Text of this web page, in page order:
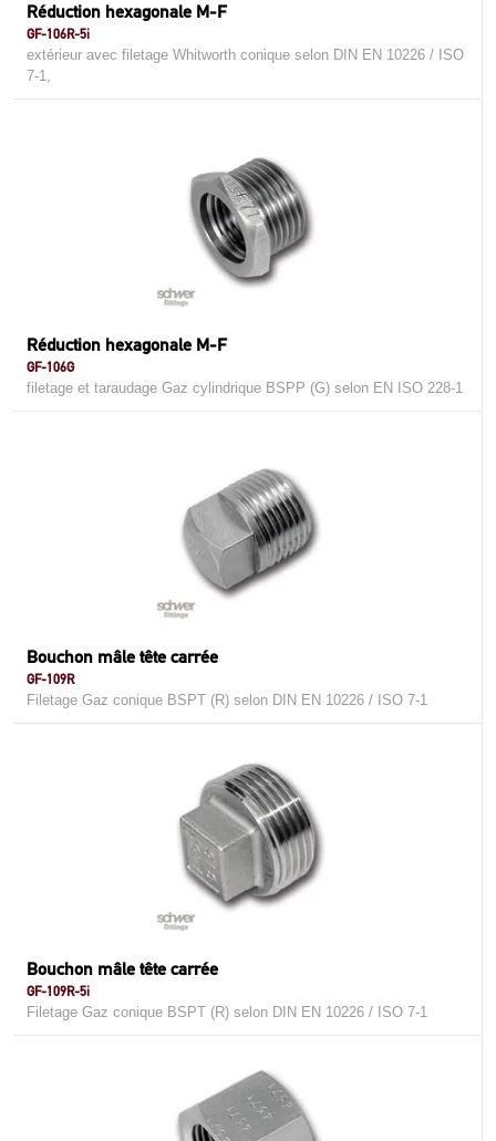
Réduction hexagonale M-F
GF-106R-5i
extérieur avec filetage Whitworth conique selon DIN EN 10226 / ISO
7-1,
Réduction hexagonale M-F
GF-106G
filetage et taraudage Gaz cylindrique BSPP (G) selon EN ISO 228-1
Bouchon mâle tête carrée
GF-109R
Filetage Gaz conique BSPT (R) selon DIN EN 10226 / ISO 7-1
Bouchon mâle tête carrée
GF-109R-5i
Filetage Gaz conique BSPT (R) selon DIN EN 10226 / ISO 7-1